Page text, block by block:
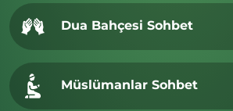
Dua Bahçesi Sohbet
Müslümanlar Sohbet